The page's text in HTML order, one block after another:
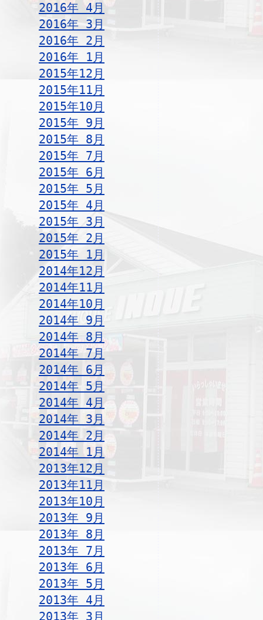
2016年 4月
2016年 3月
2016年 2月
2016年 1月
2015年12月
2015年11月
2015年10月
2015年 9月
2015年 8月
2015年 7月
2015年 6月
2015年 5月
2015年 4月
2015年 3月
2015年 2月
2015年 1月
2014年12月
2014年11月
2014年10月
2014年 9月
2014年 8月
2014年 7月
2014年 6月
2014年 5月
2014年 4月
2014年 3月
2014年 2月
2014年 1月
2013年12月
2013年11月
2013年10月
2013年 9月
2013年 8月
2013年 7月
2013年 6月
2013年 5月
2013年 4月
2013年 3月